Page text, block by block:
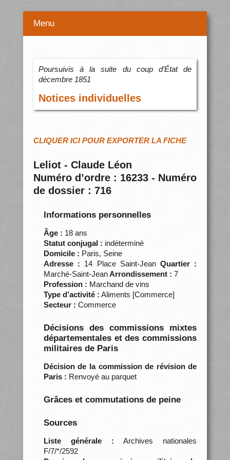
Menu
Poursuivis à la suite du coup d’État de
décembre 1851
Notices individuelles
CLIQUER ICI POUR EXPORTER LA FICHE
Leliot - Claude Léon
Numéro d’ordre : 16233 - Numéro
de dossier : 716
Informations personnelles
Âge : 18 ans
Statut conjugal : indéterminé
Domicile : Paris, Seine
Adresse : 14 Place Saint-Jean Quartier :
Marché-Saint-JeanArrondissement : 7
Profession : Marchand de vins
Type d’activité : Aliments [Commerce]
Secteur : Commerce
Décisions des commissions mixtes
départementales et des commissions
militaires de Paris
Décision de la commission de révision de
Paris : Renvoyé au parquet
Grâces et commutations de peine
Sources
Liste générale : Archives nationales
F/7/*/2592